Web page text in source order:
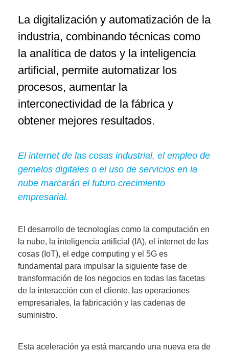
La digitalización y automatización de la
industria, combinando técnicas como
la analítica de datos y la inteligencia
artificial, permite automatizar los
procesos, aumentar la
interconectividad de la fábrica y
obtener mejores resultados.
El internet de las cosas industrial, el empleo de
gemelos digitales o el uso de servicios en la
nube marcarán el futuro crecimiento
empresarial.
El desarrollo de tecnologías como la computación en
la nube, la inteligencia artificial (IA), el internet de las
cosas (IoT), el edge computing y el 5G es
fundamental para impulsar la siguiente fase de
transformación de los negocios en todas las facetas
de la interacción con el cliente, las operaciones
empresariales, la fabricación y las cadenas de
suministro.
Esta aceleración ya está marcando una nueva era de